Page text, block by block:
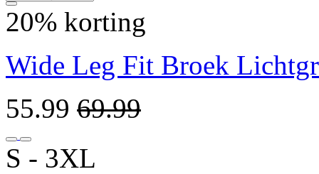
20% korting
Wide Leg Fit Broek
55.99 69.99
S ‐ 3XL